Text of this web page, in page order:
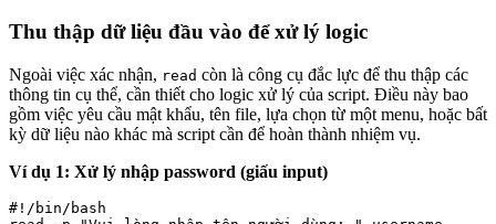
Thu thập dữ liệu đầu vào để xử lý logic
Ngoài việc xác nhận, read còn là công cụ đắc lực để thu thập các
thông tin cụ thể, cần thiết cho logic xử lý của script. Điều này bao
gồm việc yêu cầu mật khẩu, tên file, lựa chọn từ một menu, hoặc bất
kỳ dữ liệu nào khác mà script cần để hoàn thành nhiệm vụ.
Ví dụ 1: Xử lý nhập password (giấu input)
#!/bin/bash